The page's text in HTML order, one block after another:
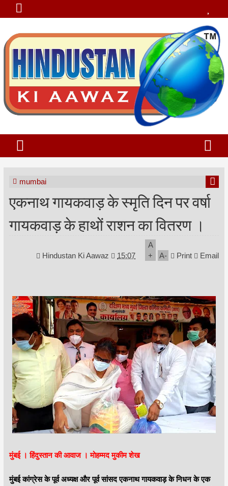
mumbai
एकनाथ गायकवाड़ के स्मृति दिन पर वर्षा
गायकवाड़ के हाथों राशन का वितरण ।
Hindustan Ki Aawaz 15:07
A
+
A- Print Email
मुंबई । हिंदुस्तान की आवाज । मोहम्मद मुकीम शेख
मुंबई कांग्रेस के पूर्व अध्यक्ष और पूर्व सांसद एकनाथ गायकवाड़ के निधन के एक